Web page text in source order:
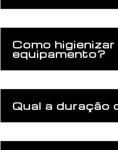
Como higienizar
equipamento?
Qual a duração